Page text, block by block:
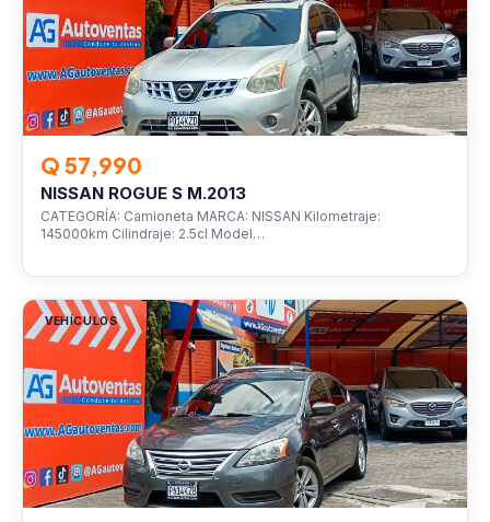
Q 57,990
NISSAN ROGUE S M.2013
CATEGORÍA: Camioneta MARCA: NISSAN Kilometraje:
145000km Cilindraje: 2.5cl Model…
VEHÍCULOS